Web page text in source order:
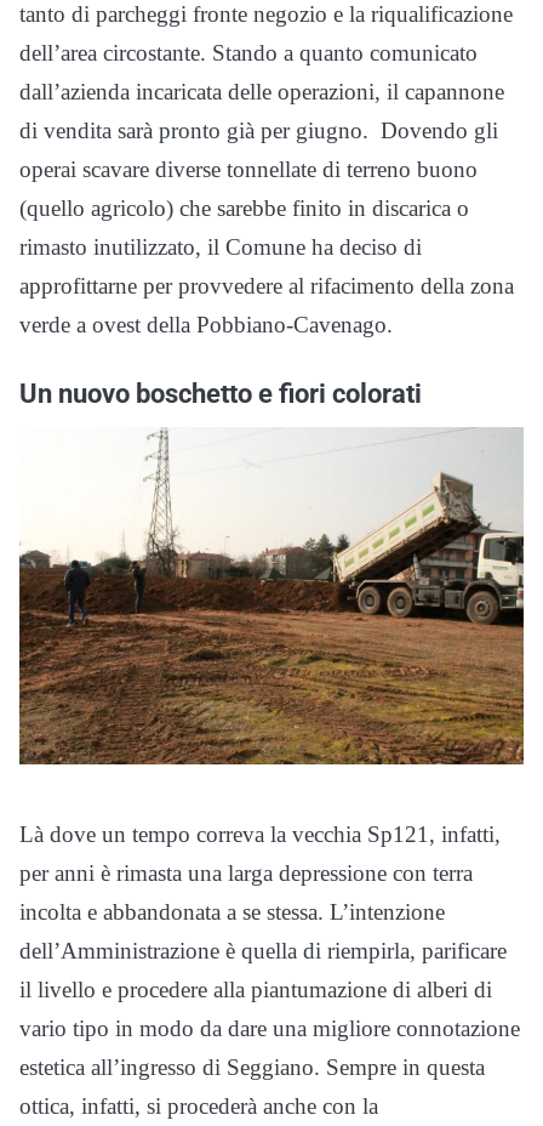
tanto di parcheggi fronte negozio e la riqualificazione
dell’area circostante. Stando a quanto comunicato
dall’azienda incaricata delle operazioni, il capannone
di vendita sarà pronto già per giugno. Dovendo gli
operai scavare diverse tonnellate di terreno buono
(quello agricolo) che sarebbe finito in discarica o
rimasto inutilizzato, il Comune ha deciso di
approfittarne per provvedere al rifacimento della zona
verde a ovest della Pobbiano-Cavenago.
Un nuovo boschetto e fiori colorati
Là dove un tempo correva la vecchia Sp121, infatti,
per anni è rimasta una larga depressione con terra
incolta e abbandonata a se stessa. L’intenzione
dell’Amministrazione è quella di riempirla, parificare
il livello e procedere alla piantumazione di alberi di
vario tipo in modo da dare una migliore connotazione
estetica all’ingresso di Seggiano. Sempre in questa
ottica, infatti, si procederà anche con la